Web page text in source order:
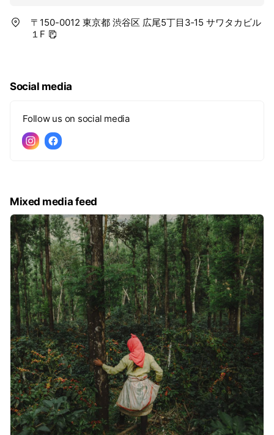
〒150-0012 東京都 渋谷区 広尾5丁目3‐15 サワタカビル
１F
Social media
Follow us on social media
Mixed media feed